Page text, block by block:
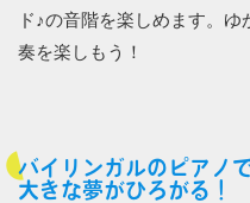
ド♪の音階を楽しめます。
奏を楽しもう！
バイリンガルのピアノ
大きな夢がひろがる！